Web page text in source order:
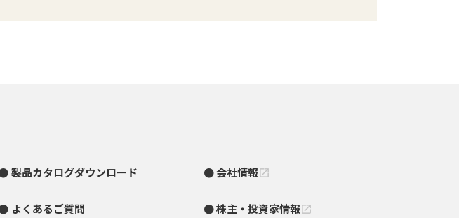
製品カタログダウンロード
よくあるご質問
会社情報open_in_new
株主・投資家情報open_in_new